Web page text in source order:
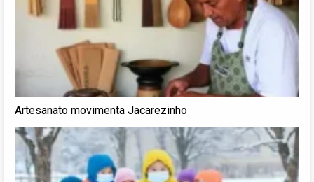
Artesanato movimenta Jacarezinho